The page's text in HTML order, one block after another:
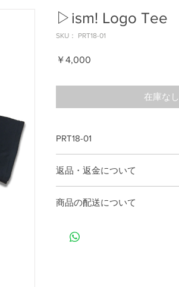
▷ism! Logo Tee
SKU： PRT18-01
￥4,000
在庫なし
PRT18-01
身丈 M 73 / L 76 / XL 78
身幅 M 50 / L 55 / XL 60
返品・返金について
いたしません。
商品の配送について
ックにて発送いたします。